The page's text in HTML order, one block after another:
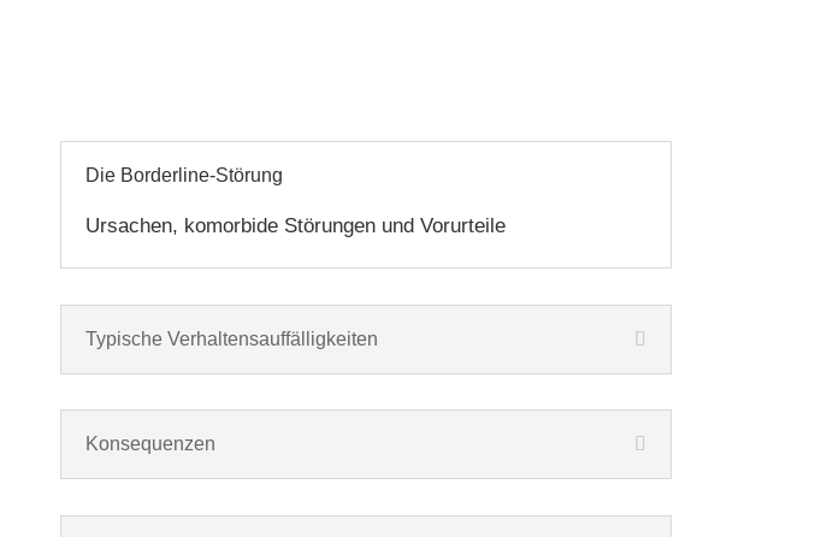
Die Borderline-Störung
Ursachen, komorbide Störungen und Vorurteile
Typische Verhaltensauffälligkeiten
Konsequenzen